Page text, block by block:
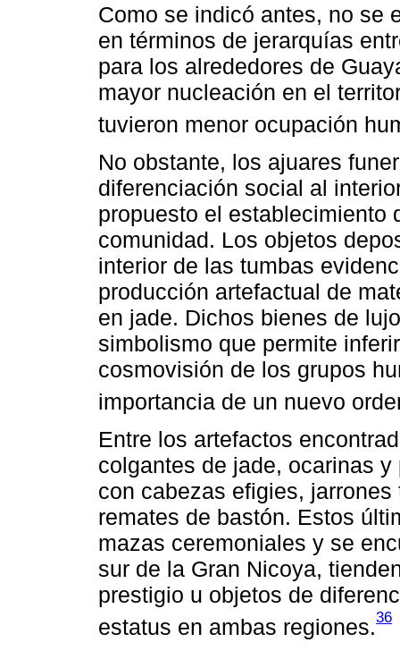
Como se indicó antes, no se
en términos de jerarquías
para los alrededores de
mayor nucleación en el
tuvieron menor ocupación
No obstante, los ajuares
diferenciación social al
propuesto el establecimiento
comunidad. Los objetos
interior de las tumbas
producción artefactual de
en jade. Dichos bienes de
simbolismo que permite
cosmovisión de los grupos
importancia de un nuevo
Entre los artefactos
colgantes de jade, ocarinas
con cabezas efigies,
remates de bastón. Estos
mazas ceremoniales y se
sur de la Gran Nicoya,
prestigio u objetos de
estatus en ambas regiones.36